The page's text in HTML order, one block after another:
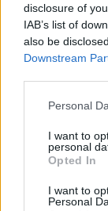
disclosure of
IAB’s list of
also be
Downstream
Please note
not limited to
grant or deny
use your data
consent section.
Personal
I want to
personal
Opted In
I want to
Personal
costruire il
rappresenta
posizionarsi
presentare le